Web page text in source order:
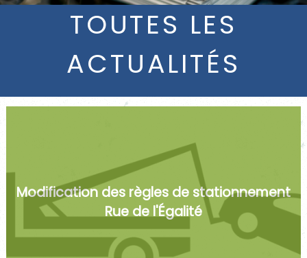
TOUTES LES
ACTUALITÉS
Modification des règles de stationnement
Rue de l'Égalité